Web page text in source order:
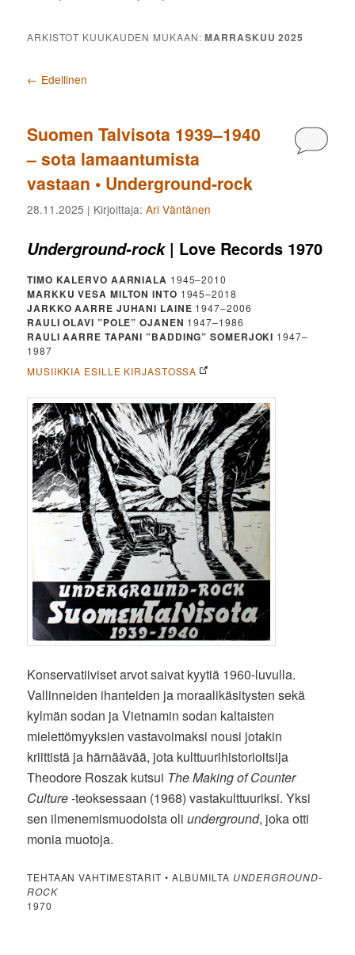
ARKISTOT KUUKAUDEN MUKAAN:MARRASKUU 2025
Artikkelien selaus
← Edellinen
Suomen Talvisota 1939–1940
– sota lamaantumista
vastaan • Underground-rock
28.11.2025 | Kirjoittaja:Ari Väntänen
Underground-rock| Love Records 1970
TIMO KALERVO AARNIALA 1945–2010
MARKKU VESA MILTON INTO 1945–2018
JARKKO AARRE JUHANI LAINE 1947–2006
RAULI OLAVI ”POLE” OJANEN 1947–1986
RAULI AARRE TAPANI ”BADDING” SOMERJOKI 1947–
1987
MUSIIKKIA ESILLE KIRJASTOSSA
Konservatiiviset arvot saivat kyytiä 1960-luvulla.
Vallinneiden ihanteiden ja moraalikäsitysten sekä
kylmän sodan ja Vietnamin sodan kaltaisten
mielettömyyksien vastavoimaksi nousi jotakin
kriittistä ja härnäävää, jota kulttuurihistorioitsija
Theodore Roszak kutsui The Making of Counter
Culture-teoksessaan (1968) vastakulttuuriksi. Yksi
sen ilmenemismuodoista oliunderground, joka otti
monia muotoja.
TEHTAAN VAHTIMESTARIT • ALBUMILTA UNDERGROUND-
ROCK
1970